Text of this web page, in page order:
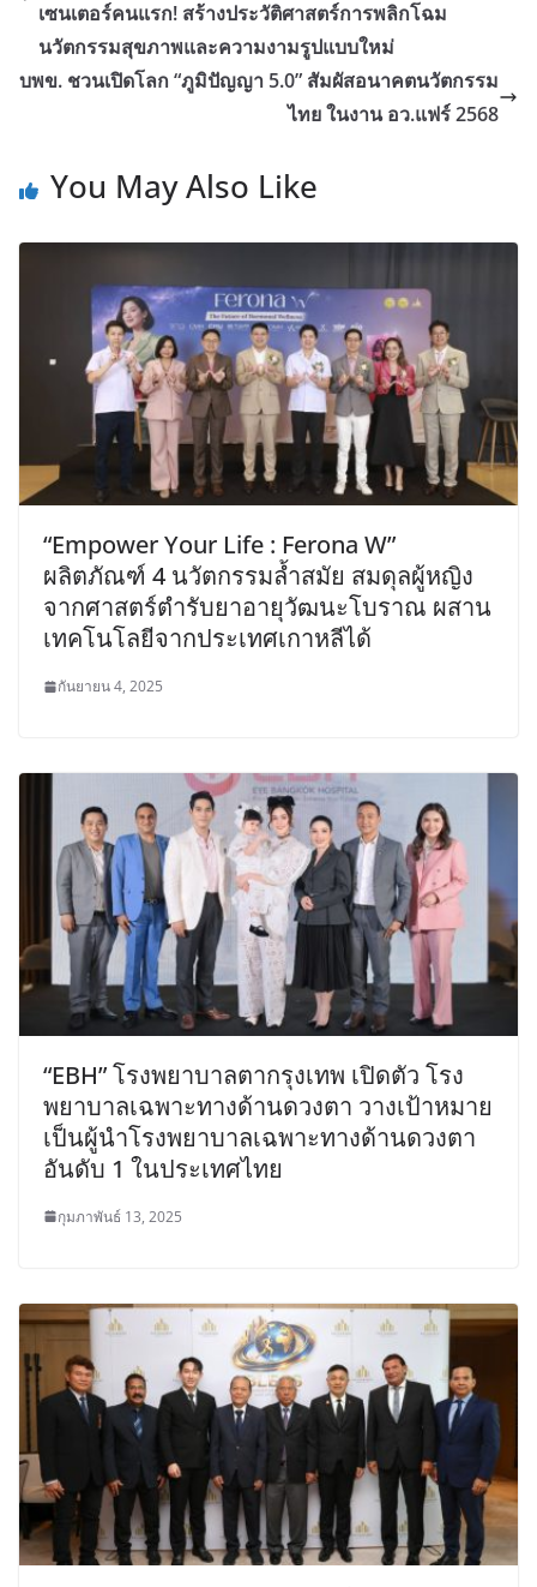
เซนเตอร์คนแรก! สร้างประวัติศาสตร์การพลิกโฉม
นวัตกรรมสุขภาพและความงามรูปแบบใหม่
บพข. ชวนเปิดโลก “ภูมิปัญญา 5.0” สัมผัสอนาคตนวัตกรรม
ไทย ในงาน อว.แฟร์ 2568
You May Also Like
“Empower Your Life : Ferona W”
ผลิตภัณฑ์ 4 นวัตกรรมล้ำสมัย สมดุลผู้หญิง
จากศาสตร์ตำรับยาอายุวัฒนะโบราณ ผสาน
เทคโนโลยีจากประเทศเกาหลีได้
กันยายน 4, 2025
“EBH” โรงพยาบาลตากรุงเทพ เปิดตัว โรง
พยาบาลเฉพาะทางด้านดวงตา วางเป้าหมาย
เป็นผู้นำโรงพยาบาลเฉพาะทางด้านดวงตา
อันดับ 1 ในประเทศไทย
กุมภาพันธ์ 13, 2025